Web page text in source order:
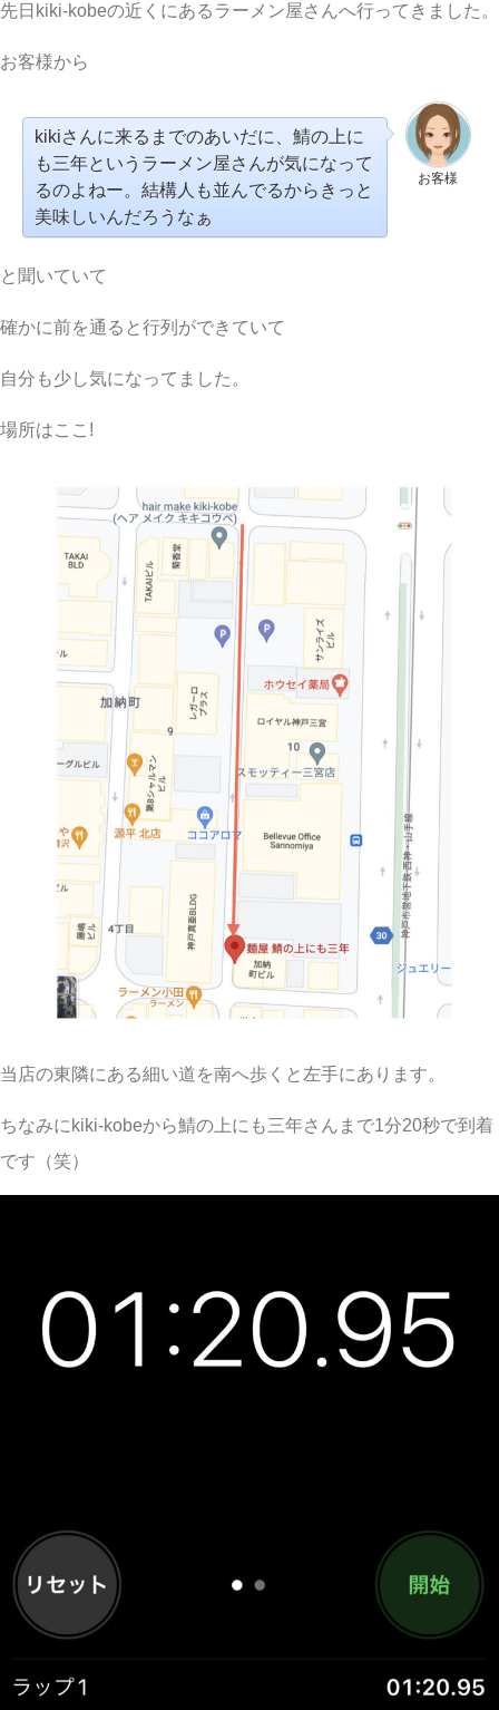
先日kiki-kobeの近くにあるラーメン屋さんへ行ってきました。
お客様から
お客様
kikiさんに来るまでのあいだに、鯖の上に
も三年というラーメン屋さんが気になって
るのよねー。結構人も並んでるからきっと
美味しいんだろうなぁ
と聞いていて
確かに前を通ると行列ができていて
自分も少し気になってました。
場所はここ!
当店の東隣にある細い道を南へ歩くと左手にあります。
ちなみにkiki-kobeから鯖の上にも三年さんまで1分20秒で到着
です（笑）